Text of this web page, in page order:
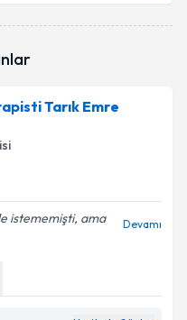
uzmandan randevu
ilişkinAydınlatma
Gönder
Tarık Emre
istememişti, ama
Devamı